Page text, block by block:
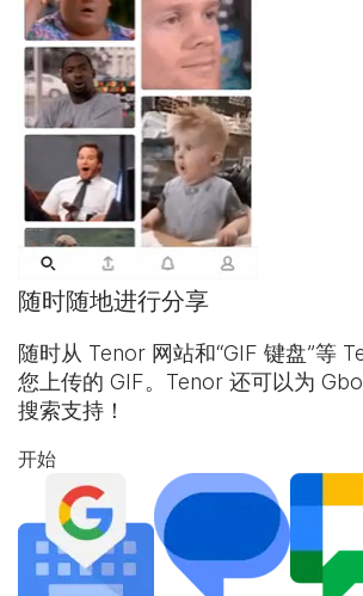
随时随地进行分享
随时从 Tenor 网站和“GIF 键盘”等
您上传的 GIF。Tenor 还可以为
搜索支持！
开始